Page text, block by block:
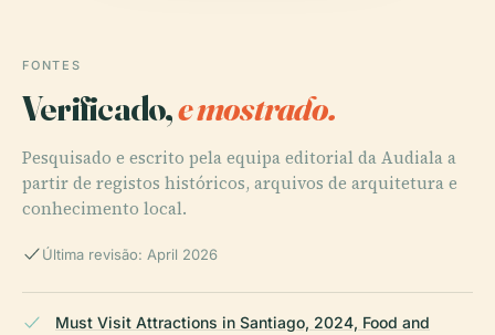
FONTES
Verificado,e mostrado.
Pesquisado e escrito pela equipa editorial da Audiala a
partir de registos históricos, arquivos de arquitetura e
conhecimento local.
Última revisão: April 2026
Must Visit Attractions in Santiago, 2024, Food and